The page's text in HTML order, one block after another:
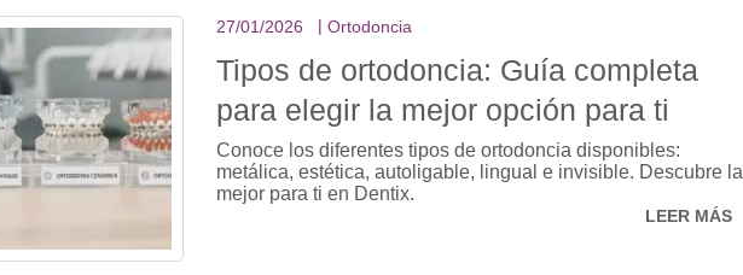
27/01/2026 Ortodoncia
Tipos de ortodoncia: Guía completa
para elegir la mejor opción para ti
Conoce los diferentes tipos de ortodoncia disponibles:
metálica, estética, autoligable, lingual e invisible. Descubre la
mejor para ti en Dentix.
LEER MÁS